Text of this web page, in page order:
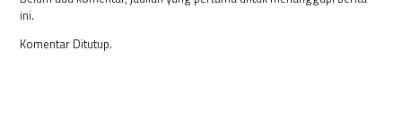
ini.
Komentar Ditutup.